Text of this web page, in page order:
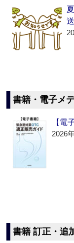
書籍・電子メ
【電
2026
書籍 訂正・追